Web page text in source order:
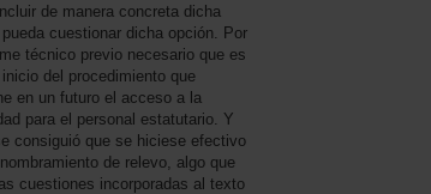
de manera concreta dicha
cuestionar dicha opción. Por
técnico previo necesario que es
del procedimiento que
en un futuro el acceso a la
para el personal estatutario. Y
consiguió que se hiciese efectivo
de relevo, algo que
cuestiones incorporadas al texto